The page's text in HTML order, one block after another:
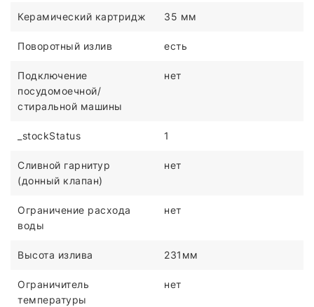
Керамический картридж 35 мм
Поворотный излив есть
Подключение
посудомоечной/
стиральной машины
нет
_stockStatus 1
Сливной гарнитур
(донный клапан)
нет
Ограничение расхода
воды
нет
Высота излива 231мм
Ограничитель
температуры
нет